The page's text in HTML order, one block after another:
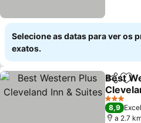
Selecione as datas para ver os
exatos.
Partilhar
Best
3 Estrelas
8,9
a 2.7